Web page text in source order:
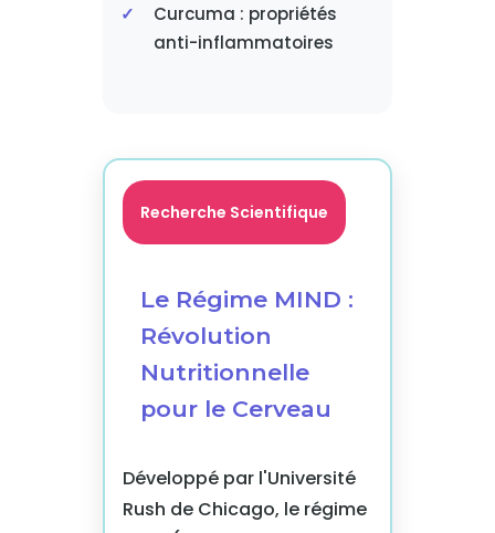
Curcuma : propriétés
anti-inflammatoires
Recherche Scientifique
Le Régime MIND :
Révolution
Nutritionnelle
pour le Cerveau
Développé par l'Université
Rush de Chicago, le régime